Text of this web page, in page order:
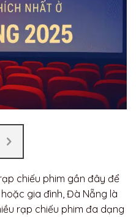
chiếu phim gần đây để
gia đình, Đà Nẵng là
rạp chiếu phim đa dạng